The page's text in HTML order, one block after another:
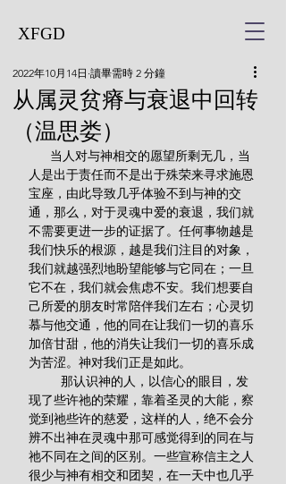
XFGD
从属灵贫瘠与衰退中回转
（温思娄）
2022年10月14日 讀畢需時 2 分鐘
人是出于责任而不是出于殊荣来寻求施恩
宝座，由此导致几乎体验不到与神的交
通，那么，对于灵魂中爱的衰退，我们就
不需要更进一步的证据了。任何事物越是
我们快乐的根源，越是我们注目的对象，
我们就越强烈地盼望能够与它同在；一旦
它不在，我们就会焦虑不安。我们想要自
己所爱的朋友时常陪伴我们左右；心灵切
慕与他交通，他的同在让我们一切的喜乐
加倍甘甜，他的消失让我们一切的喜乐成
为苦涩。神对我们正是如此。
现了些许祂的荣耀，靠着圣灵的大能，察
觉到祂些许的慈爱，这样的人，绝不会分
辨不出神在灵魂中那可感觉得到的同在与
祂不同在之间的区别。一些宣称信主之人
很少与神有相交和团契，在一天中也几乎